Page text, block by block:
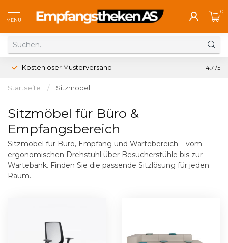
MENU
0
Kostenloser Musterversand 4.7 /5
Startseite / Sitzmöbel
Sitzmöbel für Büro &
Empfangsbereich
Sitzmöbel für Büro, Empfang und Wartebereich – vom
ergonomischen Drehstuhl über Besucherstühle bis zur
Wartebank. Finden Sie die passende Sitzlösung für jeden
Raum.